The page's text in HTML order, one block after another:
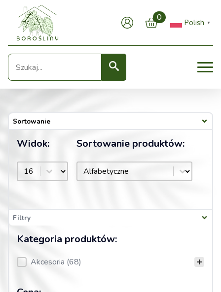
0
Polish ▼
Seearch
Sortowanie
Widok:
Widok:
Sortowanie produktów:
Sortowanie produktów:
Sortowanie produktów:
Filtry
Kategoria produktów:
Kategoria produktów:
Akcesoria (68)